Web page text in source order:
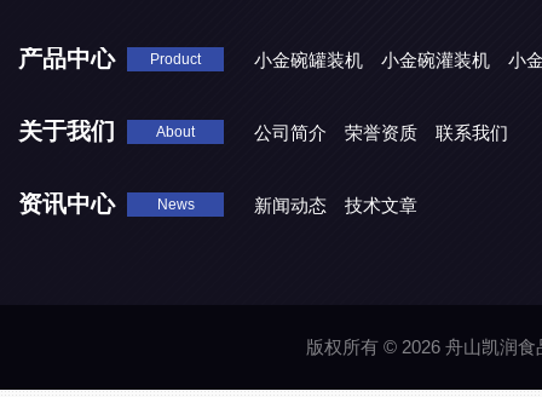
产品中心 Product 小金碗罐装机 小金碗灌装机 小
关于我们 About 公司简介 荣誉资质 联系我们
资讯中心 News 新闻动态 技术文章
版权所有 © 2026 舟山凯润